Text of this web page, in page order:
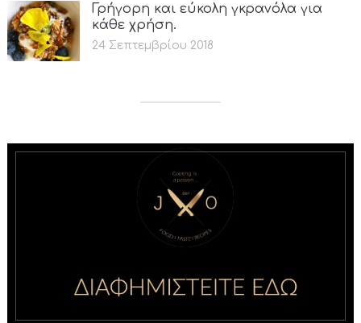
Γρήγορη και εύκολη γκρανόλα για
κάθε χρήση.
24 Σεπτεμβρίου 2018